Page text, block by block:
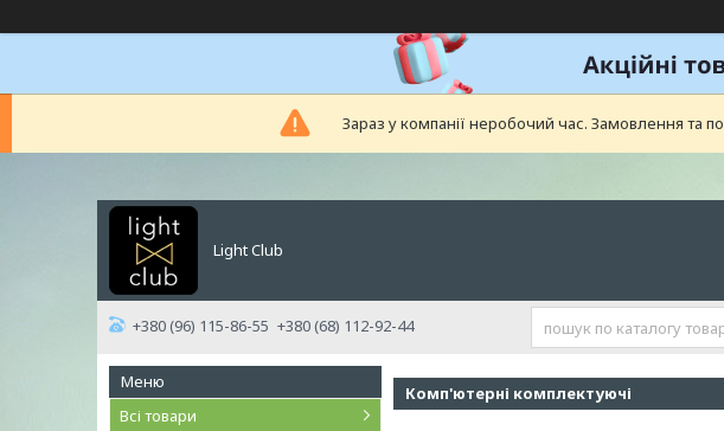
Зараз у компанії неробочий час. Замовлення та
Light Club
+380 (96) 115-86-55 +380 (68) 112-92-44
Всі товари
Комп'ютерні комплектуючі